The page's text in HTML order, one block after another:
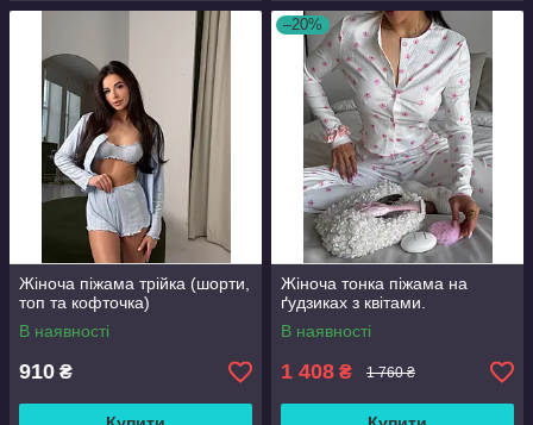
Жіноча піжама трійка (шорти,
топ та кофточка)
В наявності
910 ₴
–20%
Жіноча тонка піжама на
ґудзиках з квітами.
В наявності
1 408 ₴ 1 760 ₴